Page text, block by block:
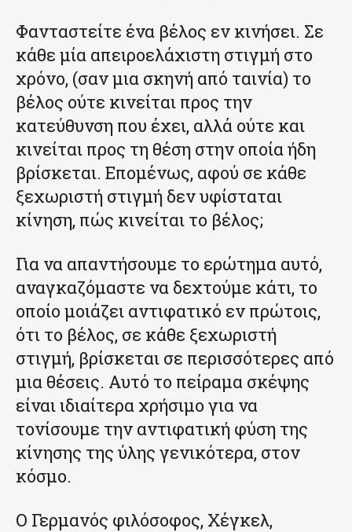
Φανταστείτε ένα βέλος εν κινήσει. Σε
κάθε μία απειροελάχιστη στιγμή στο
χρόνο, (σαν μια σκηνή από ταινία) το
βέλος ούτε κινείται προς την
κατεύθυνση που έχει, αλλά ούτε και
κινείται προς τη θέση στην οποία ήδη
βρίσκεται. Επομένως, αφού σε κάθε
ξεχωριστή στιγμή δεν υφίσταται
κίνηση, πώς κινείται το βέλος;
Για να απαντήσουμε το ερώτημα αυτό,
αναγκαζόμαστε να δεχτούμε κάτι, το
οποίο μοιάζει αντιφατικό εν πρώτοις,
ότι το βέλος, σε κάθε ξεχωριστή
στιγμή, βρίσκεται σε περισσότερες από
μια θέσεις. Αυτό το πείραμα σκέψης
είναι ιδιαίτερα χρήσιμο για να
τονίσουμε την αντιφατική φύση της
κίνησης της ύλης γενικότερα, στον
κόσμο.
Ο Γερμανός φιλόσοφος, Χέγκελ,